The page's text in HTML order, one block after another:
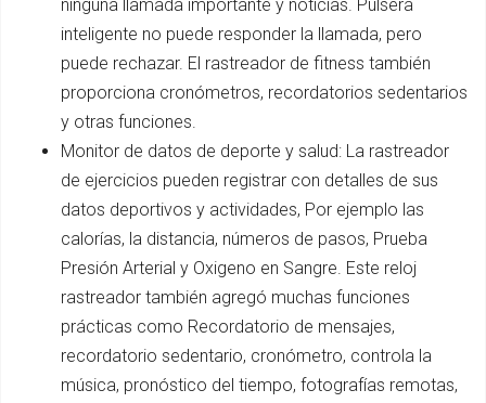
ninguna llamada importante y noticias. Pulsera
inteligente no puede responder la llamada, pero
puede rechazar. El rastreador de fitness también
proporciona cronómetros, recordatorios sedentarios
y otras funciones.
Monitor de datos de deporte y salud: La rastreador
de ejercicios pueden registrar con detalles de sus
datos deportivos y actividades, Por ejemplo las
calorías, la distancia, números de pasos, Prueba
Presión Arterial y Oxigeno en Sangre. Este reloj
rastreador también agregó muchas funciones
prácticas como Recordatorio de mensajes,
recordatorio sedentario, cronómetro, controla la
música, pronóstico del tiempo, fotografías remotas,